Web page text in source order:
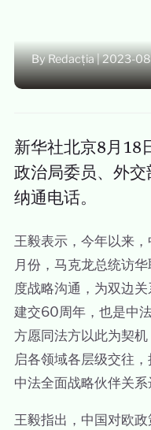
By Redacția|2023-
新华社北京8月18
政治局委员、外
纳通电话。
王毅表示，今年以来
月份，马克龙总统访
度战略沟通，为双边
建交60周年，也是中
方愿同法方以此为契
启各领域各层级交往
中法全面战略伙伴关系
王毅指出，中国对欧